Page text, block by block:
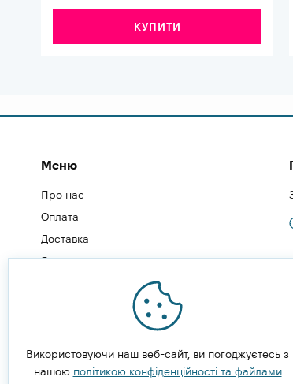
КУПИТИ
Меню
Про нас
Оплата
Доставка
Як замовити
Як зареєструватись
Типи користувачів
Угода користувача
Використовуючи наш веб-сайт, ви погоджуєтесь з
нашою політикою конфіденційності та файлами